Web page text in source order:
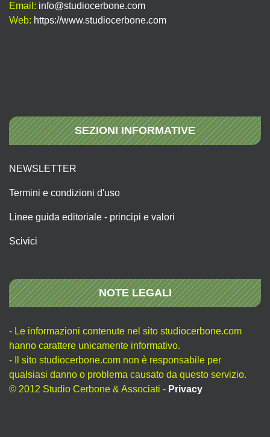
Email: info@studiocerbone.com
Web: https://www.studiocerbone.com
SEZIONI INFORMATIVE
NEWSLETTER
Termini e condizioni d'uso
Linee guida editoriale - principi e valori
Scivici
NOTE LEGALI
- Le informazioni contenute nel sito studiocerbone.com
hanno carattere unicamente informativo.
- Il sito studiocerbone.com non è responsabile per
qualsiasi danno o problema causato da questo servizio.
© 2012 Studio Cerbone & Associati - Privacy